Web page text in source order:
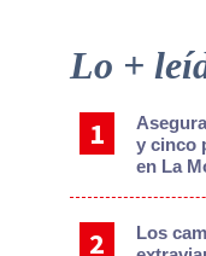
Primary
Sidebar
Lo +
y cinco
en La
Los